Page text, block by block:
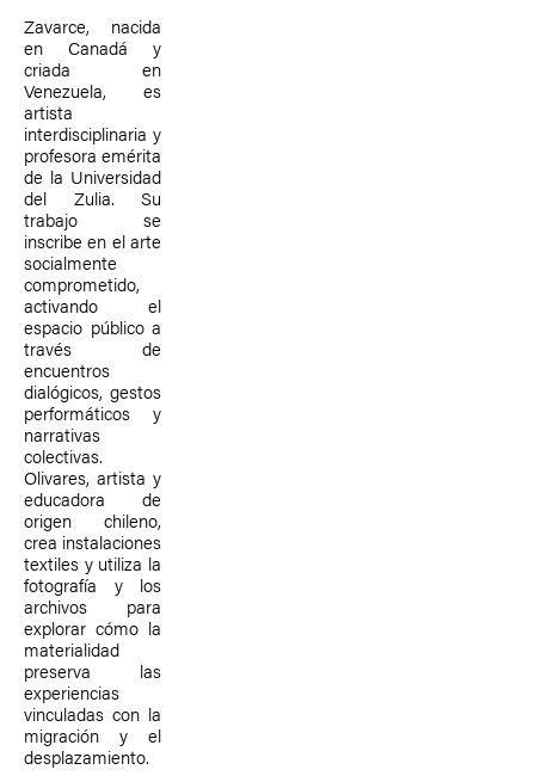
Zavarce, nacida
en Canadá y
criada en
Venezuela, es
artista
interdisciplinaria y
profesora emérita
de la Universidad
del Zulia. Su
trabajo se
inscribe en el arte
socialmente
comprometido,
activando el
espacio público a
través de
encuentros
dialógicos, gestos
performáticos y
narrativas
colectivas.
Olivares, artista y
educadora de
origen chileno,
crea instalaciones
textiles y utiliza la
fotografía y los
archivos para
explorar cómo la
materialidad
preserva las
experiencias
vinculadas con la
migración y el
desplazamiento.